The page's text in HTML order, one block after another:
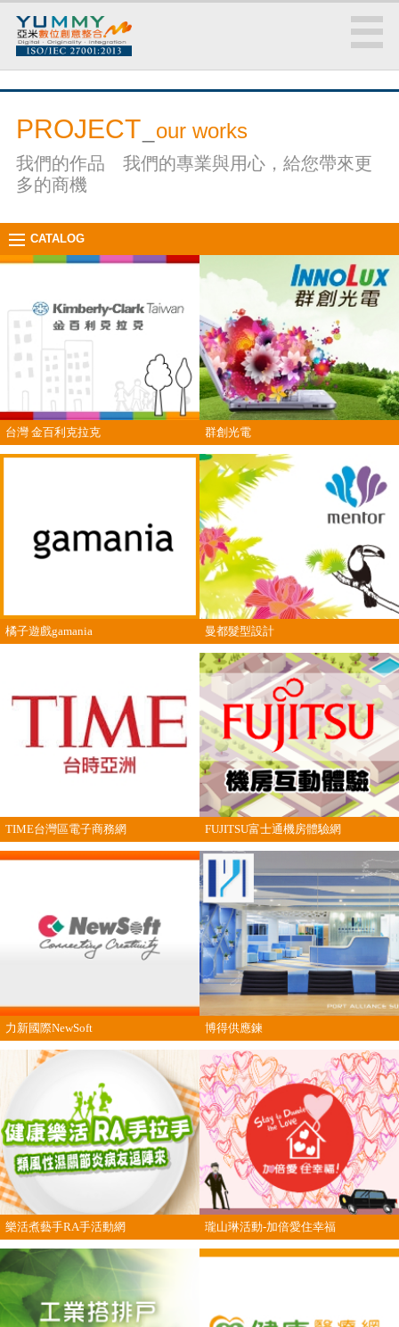
PROJECT our works
我們的作品 我們的專業與用心，給您帶來更
多的商機
CATALOG
台灣 金百利克拉克 群創光電
橘子遊戲gamania 曼都髮型設計
TIME台灣區電子商務網 FUJITSU富士通機房體驗網
力新國際NewSoft 博得供應鍊
樂活煮藝手RA手活動網 瓏山琳活動-加倍愛住幸福